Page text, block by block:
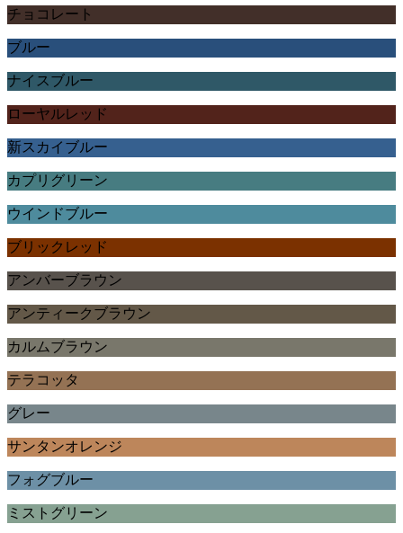
チョコレート
ブルー
ナイスブルー
ローヤルレッド
新スカイブルー
カプリグリーン
ウインドブルー
ブリックレッド
アンバーブラウン
アンティークブラウン
カルムブラウン
テラコッタ
グレー
サンタンオレンジ
フォグブルー
ミストグリーン